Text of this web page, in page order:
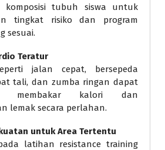
komposisi tubuh siswa untuk
tingkat risiko dan program
sesuai.
Teratur
jalan cepat, bersepeda
tali, dan zumba ringan dapat
membakar kalori dan
lemak secara perlahan.
untuk Area Tertentu
latihan resistance training